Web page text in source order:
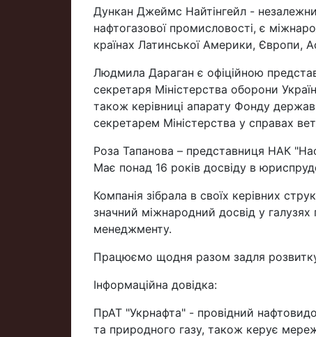
Дункан Джеймс Найтінгейл -
нафтогазової промисловості, є
країнах Латинської Америки, Європи,
Людмила Дараган є офіційною
секретаря Міністерства оборони
також керівниці апарату Фонду
секретарем Міністерства у справах
Роза Тапанова – представниця НАК
Має понад 16 років досвіду в
Компанія зібрала в своїх керівних
значний міжнародний досвід у галузях
менеджменту.
Працюємо щодня разом задля розвитку
Інформаційна довідка:
ПрАТ "Укрнафта" - провідний
та природного газу, також керує